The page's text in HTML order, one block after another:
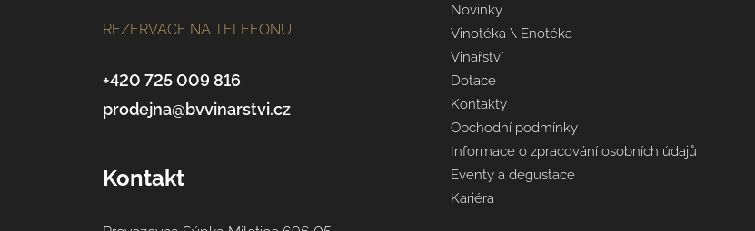
REZERVACE NA TELEFONU
+420 725 009 816
prodejna@bvvinarstvi.cz
Kontakt
Novinky
Vinotéka \ Enotéka
Vinařství
Dotace
Kontakty
Obchodní podmínky
Informace o zpracování osobních údajů
Eventy a degustace
Kariéra